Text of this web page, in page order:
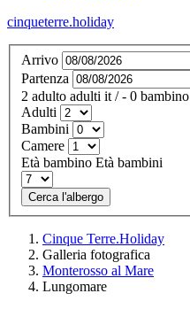
cinqueterre.holiday
Arrivo
Partenza
2 adulto adulti it / - 0 bambino
Adulti
Bambini
Camere
Età bambino Età bambini
Cerca l'albergo
Cinque Terre.Holiday
Galleria fotografica
Monterosso al Mare
Lungomare